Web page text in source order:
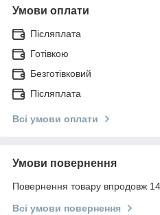
Умови оплати
Післяплата
Готівкою
Безготівковий
Післяплата
Всі умови оплати
Умови повернення
Повернення товару впродовж
Всі умови повернення